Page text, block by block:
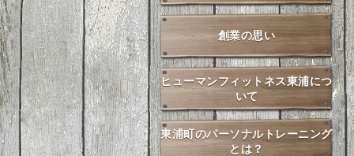
創業の思い
ヒューマンフィットネス東浦につ
いて
東浦町のパーソナルトレーニング
とは？